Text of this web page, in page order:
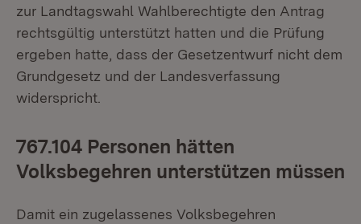
zur Landtagswahl Wahlberechtigte den Antrag
rechtsgültig unterstützt hatten und die Prüfung
ergeben hatte, dass der Gesetzentwurf nicht dem
Grundgesetz und der Landesverfassung
widerspricht.
767.104 Personen hätten
Volksbegehren unterstützen müssen
Damit ein zugelassenes Volksbegehren